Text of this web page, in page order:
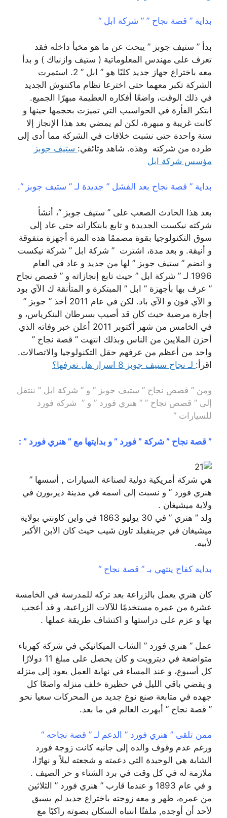
بداية ” قصة نجاح ” ” شركة ابل “
بدأ ” ستيف جوبز ” يبحث عن ما هو مخبأ داخله فقد
تعرف على مهندس المعلوماتية ( ستيف وازنياك ) و بدأ
معه باختراع جهاز جديد كليًا هو ” ابل ” 2. استمرت
الشركة تكبر معهما حتى اخترعا نظام ماكنتوش الجديد
في ذلك الوقت، واضعًا أفكاره العظيمة مبهرًا الجميع.
ابتكر الفأرة في الحواسيب التي تميزت بحجمها حينها و
كانت غريبة و مبهرة، لكن لم يمضي بعد هذا الإنجاز إلا
سنة واحدة حتى نشبت خلافات في الشركة مما أدى إلى
طرده من شركته وهذه. شاهد وثائقي: ستيف جوبز
مؤسس شركة ابل
بداية ” قصة نجاح بعد الفشل ” جديدة لـ ” ستيف جوبز “.
بعد هذا الحادث الصعب على ” ستيف جوبز “، أنشأ
شركته نيكست الجديدة و تابع بابتكاراته حتى عاد إلى
سوق التكنولوجيا بقوة مصممًا هذه المرة أجهزة متفوقة
و أنيقة. و بعد مدة، اشترت ” شركة ابل ” شركة نيكست
و انضم ” ستيف جوبز ” لها من جديد و عاد في العام
1996 لـ ” شركة ابل ” حيث تابع إنجازاته و ” قصص نجاح
” عرف بها بأجهزة ” ابل ” المبتكرة و المتأنقة ك الآي بود
و الآي فون و الآي باد. لكن في عام 2011 أخذ ” جوبز ”
إجازة مرضية حيث كان قد أصيب بسرطان البنكرياس، و
في الخامس من شهر أكتوبر 2011 أعلن خبر وفاته الذي
أحزن الملايين من الناس وبذلك انتهت ” قصة نجاح ”
واحد من أعظم من عرفهم حقل التكنولوجيا والاتصالات.
اقرأ: لـ نجاح ستيف جوبز 8 اسرار هل تعرفها؟
ومن ” قصص نجاح ” ستيف جوبز ” و ” شركة ابل ” ننتقل
إلى ” قصص نجاح ” ” هنري فورد ” و ” شركة فورد
للسيارات “
” قصة نجاح ” شركة ” فورد ” و بدايتها مع ” هنري فورد ” :
هي شركة أمريكية دولية لصناعة السيارات , أسسها ”
هنري فورد ” و نسبت إلى اسمه في مدينة ديربورن في
ولاية ميشيغان .
ولد ” هنري ” في 30 يوليو 1863 في واين كاونتي بولاية
ميشيغان في جرينفيلد تاون شيب حيث كان الابن الأكبر
لأبيه.
بداية كفاح ينتهي بـ ” قصة نجاح “
كان هنري يعمل بالزراعة بعد تركه للمدرسة في الخامسة
عشرة من عمره مستخدمًا للآلات الزراعية، و قد أعجب
بها و عزم على دراستها و اكتشاف طريقة عملها .
عمل ” هنري فورد ” الشاب الميكانيكي في شركة كهرباء
متواضعة في ديترويت و كان يحصل على مبلغ 11 دولارًا
كل أسبوع، و عند المساء في نهاية العمل يعود إلى منزله
و يقضي باقي الليل في حظيرة خلف منزله واضعًا كل
جهده في متابعة صنع نوع جديد من المحركات سعيا نحو
” قصة نجاح ” أبهرت العالم في ما بعد.
ممن تلقى ” هنري فورد ” الدعم لـ ” قصة نجاحه “
ورغم عدم وقوف والده إلى جانبه كانت زوجة فورد
الشابة هي الوحيدة التي دعمته و شجعته ليلاً و نهارًا،
ملازمة له في كل وقت في برد الشتاء و حر الصيف .
و في عام 1893 و عندما قارب ” هنري فورد ” الثلاثين
من عمره، ظهر و معه زوجته باختراع جديد لم يسبق
لأحد أن أوجده, ملفتًا انتباه السكان بصوته راكبًا مع